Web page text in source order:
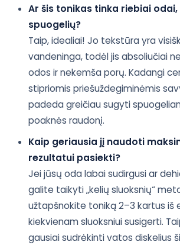
Ar šis tonikas tinka riebiai
spuogelių?
Taip, idealiai! Jo tekstūra yra
vandeninga, todėl jis absoliučiai
odos ir nekemša porų. Kadangi
stipriomis priešuždegiminėmis
padeda greičiau sugyti
poaknės raudonį.
Kaip geriausia jį naudoti
rezultatui pasiekti?
Jei jūsų oda labai sudirgusi ar
galite taikyti „kelių sluoksnių“
užtapšnokite toniką 2–3 kartus iš
kiekvienam sluoksniui susigerti.
gausiai sudrėkinti vatos diskelius